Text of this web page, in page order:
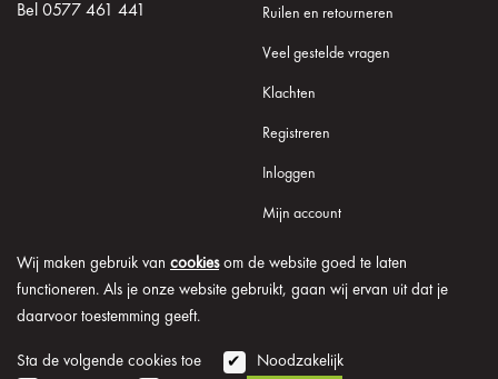
Wij maken gebruik van cookiesom de website goed te laten
functioneren. Als je onze website gebruikt, gaan wij ervan uit dat je
daarvoor toestemming geeft.
Sta de volgende cookies toe Noodzakelijk
Bel 0577 461 441 Ruilen en retourneren
Veel gestelde vragen
Klachten
Registreren
Inloggen
Mijn account
© 2026 Onder de Lindeboom